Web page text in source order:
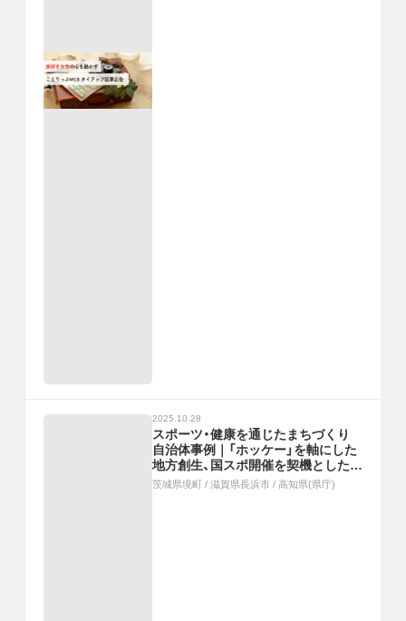
2025.10.28
スポーツ・健康を通じたまちづくり
自治体事例｜「ホッケー」を軸にした
地方創生、国スポ開催を契機とした
「スポーツのまちNAGAHAMA」、ダ
茨城県境町 / 滋賀県長浜市 / 高知県(県庁)